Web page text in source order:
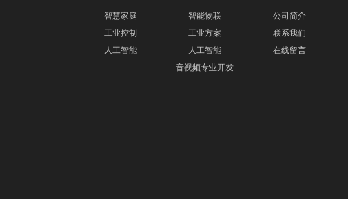
智慧家庭
工业控制
人工智能
智能物联
工业方案
人工智能
音视频专业开发
公司简介
联系我们
在线留言